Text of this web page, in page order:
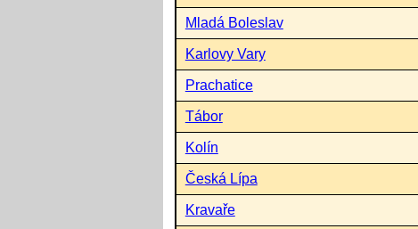
Mladá Boleslav
Karlovy Vary
Prachatice
Tábor
Kolín
Česká Lípa
Kravaře